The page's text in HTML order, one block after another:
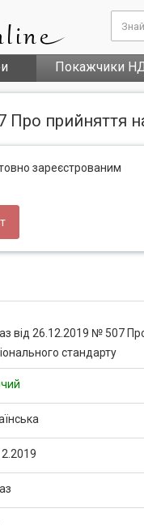
Покажчики
Про прийняття
зареєстрованим
від 26.12.2019 № 507
стандарту